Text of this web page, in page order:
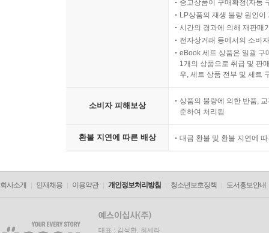
중고상품이 구매확정(자동
LP상품의 재생 불량 원인
시간의 경과에 의해 재판매
전자상거래 등에서의 소비
eBook 세트 상품은 일괄 구
1개의 상품으로 취급 및 판
우, 세트 상품 전부 및 세트
소비자 피해보상
상품의 불량에 의한 반품,
준하여 처리됨
환불 지연에 따른 배상 대금 환불 및 환불 지연에
회사소개 인재채용 이용약관 개인정보처리방침 청소년보호정책 도서홍보안내
대표 : 김석환, 최세라